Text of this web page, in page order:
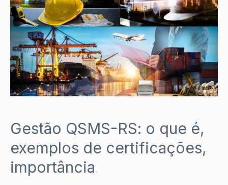
Gestão QSMS-RS: o que é,
exemplos de certificações,
importância